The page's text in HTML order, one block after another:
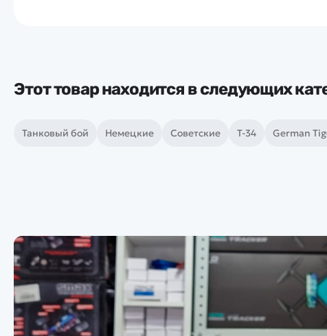
Этот товар находится в следующих
Танковый бой Немецкие Советские Т-34 German